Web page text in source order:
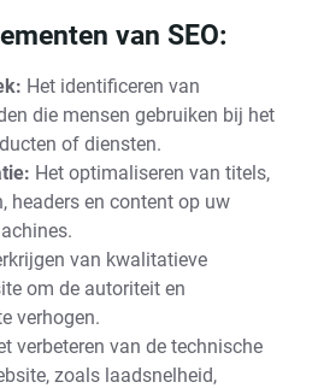
van SEO:
Het identificeren van
die mensen gebruiken bij het
of diensten.
Het optimaliseren van titels,
headers en content op uw
van kwalitatieve
om de autoriteit en
verhogen.
verbeteren van de technische
zoals laadsnelheid,